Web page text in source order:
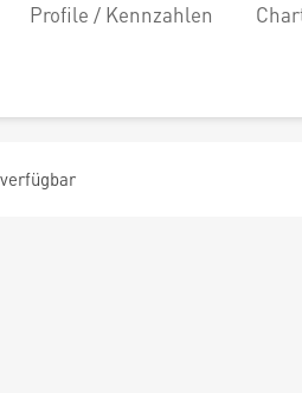
Profile / Kennzahlen